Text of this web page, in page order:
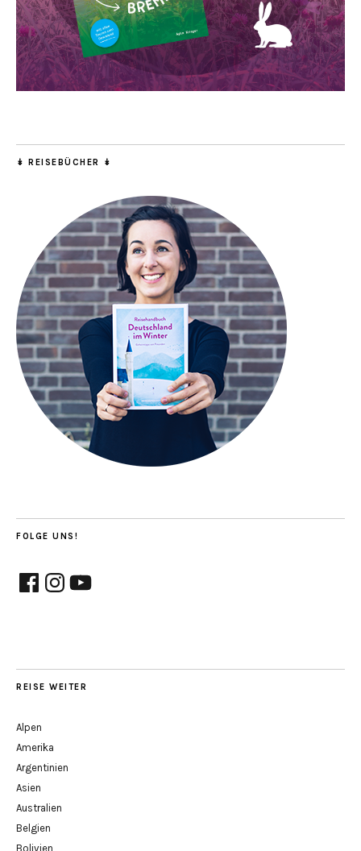
↡ REISEBÜCHER ↡
FOLGE UNS!
FacebookInstagram
YouTube
REISE WEITER
Alpen
Amerika
Argentinien
Asien
Australien
Belgien
Bolivien